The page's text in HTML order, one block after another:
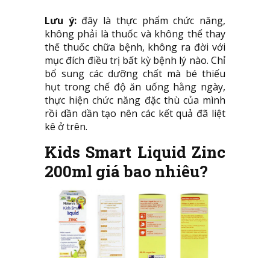
Lưu ý:đây là thực phẩm chức năng,
không phải là thuốc và không thể thay
thế thuốc chữa bệnh, không ra đời với
mục đích điều trị bất kỳ bệnh lý nào. Chỉ
bổ sung các dưỡng chất mà bé thiếu
hụt trong chế độ ăn uống hằng ngày,
thực hiện chức năng đặc thù của mình
rồi dần dần tạo nên các kết quả đã liệt
kê ở trên.
Kids Smart Liquid Zinc
200ml giá bao nhiêu?